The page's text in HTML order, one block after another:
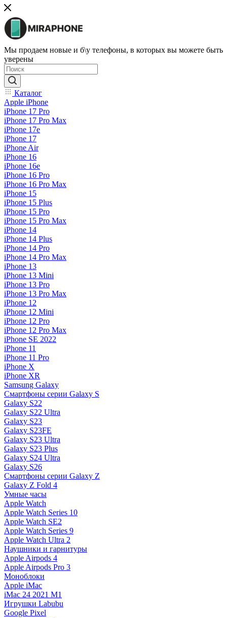
Мы продаем новые и б\у телефоны, в которых вы можете быть
уверены
Каталог
Apple iPhone
iPhone 17 Pro
iPhone 17 Pro Max
iPhone 17e
iPhone 17
iPhone Air
iPhone 16
iPhone 16e
iPhone 16 Pro
iPhone 16 Pro Max
iPhone 15
iPhone 15 Plus
iPhone 15 Pro
iPhone 15 Pro Max
iPhone 14
iPhone 14 Plus
iPhone 14 Pro
iPhone 14 Pro Max
iPhone 13
iPhone 13 Mini
iPhone 13 Pro
iPhone 13 Pro Max
iPhone 12
iPhone 12 Mini
iPhone 12 Pro
iPhone 12 Pro Max
iPhone SE 2022
iPhone 11
iPhone 11 Pro
iPhone X
iPhone XR
Samsung Galaxy
Смартфоны серии Galaxy S
Galaxy S22
Galaxy S22 Ultra
Galaxy S23
Galaxy S23FE
Galaxy S23 Ultra
Galaxy S23 Plus
Galaxy S24 Ultra
Galaxy S26
Смартфоны серии Galaxy Z
Galaxy Z Fold 4
Умные часы
Apple Watch
Apple Watch Series 10
Apple Watch SE2
Apple Watch Series 9
Apple Watch Ultra 2
Наушники и гарнитуры
Apple Airpods 4
Apple Airpods Pro 3
Моноблоки
Apple iMac
iMac 24 2021 M1
Игрушки Labubu
Google Pixel